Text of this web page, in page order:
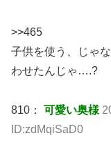
>>465
子供を使う、じゃ
わせたんじゃ….?
810： 可愛い奥様
ID:zdMqiSaD0